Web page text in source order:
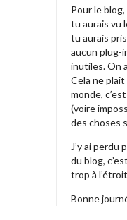
m
a
i
n
e
…
Pour le
tu aurais vu
tu aurais
aucun plug-
inutiles. On
Cela ne
monde,
(voire
des choses
J’y ai
du blog,
trop à
Bonne